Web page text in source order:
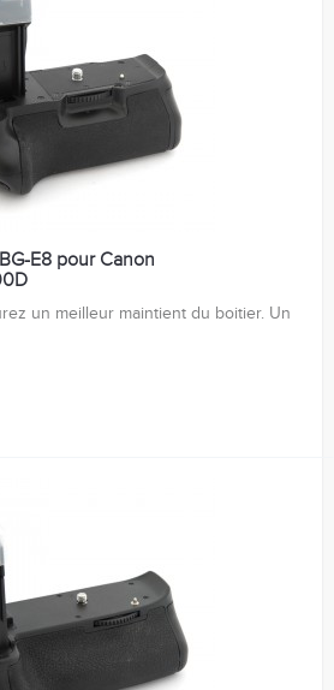
E8 pour Canon
un meilleur maintient du boitier. Un